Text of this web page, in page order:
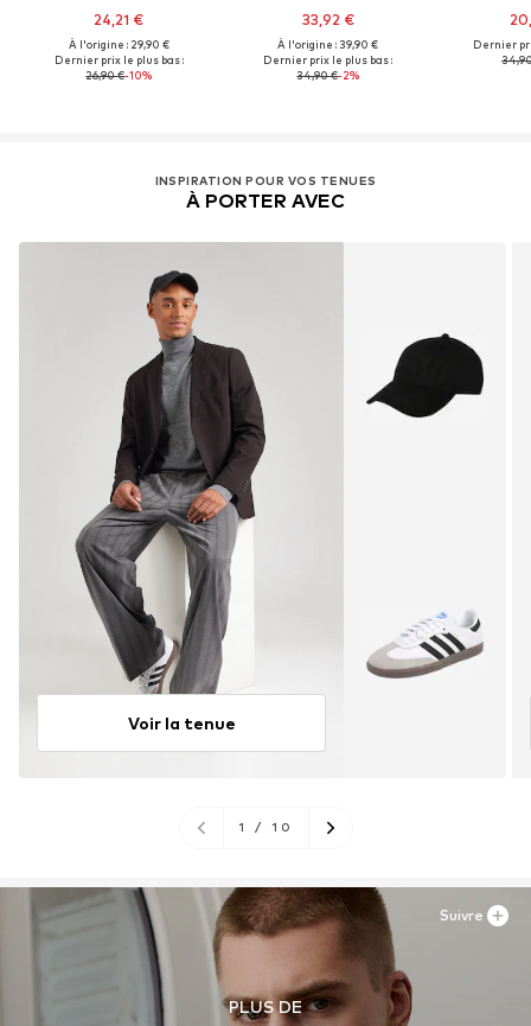
24,21 €
À l'origine : 29,90 €
Dernier prix le plus bas :
26,90 €-10%
33,92 €
À l'origine : 39,90 €
Dernier prix le plus bas :
34,90 €-2%
Dernier
INSPIRATION POUR VOS TENUES
À PORTER AVEC
Voir la tenue
1 / 10
PLUS DE
Suivre